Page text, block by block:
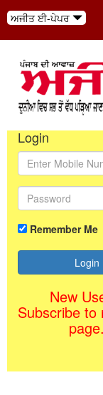
ਅਜੀਤ ਈ-ਪੇਪਰ
Login
Remember Me
New
Subscribe to
page.